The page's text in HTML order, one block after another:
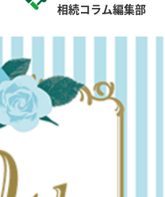
相続コラム編集部